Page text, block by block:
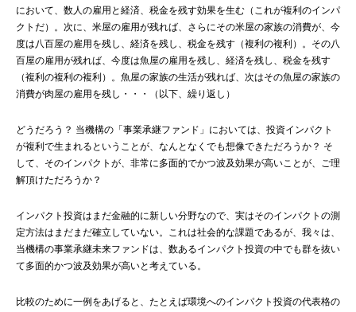
において、数人の雇用と経済、税金を残す効果を生む（これが複利のインパ
クトだ）。次に、米屋の雇用が残れば、さらにその米屋の家族の消費が、今
度は八百屋の雇用を残し、経済を残し、税金を残す（複利の複利）。その八
百屋の雇用が残れば、今度は魚屋の雇用を残し、経済を残し、税金を残す
（複利の複利の複利）。魚屋の家族の生活が残れば、次はその魚屋の家族の
消費が肉屋の雇用を残し・・・（以下、繰り返し）
どうだろう？ 当機構の「事業承継ファンド」においては、投資インパクト
が複利で生まれるということが、なんとなくでも想像できただろうか？ そ
して、そのインパクトが、非常に多面的でかつ波及効果が高いことが、ご理
解頂けただろうか？
インパクト投資はまだ金融的に新しい分野なので、実はそのインパクトの測
定方法はまだまだ確立していない。これは社会的な課題であるが、我々は、
当機構の事業承継未来ファンドは、数あるインパクト投資の中でも群を抜い
て多面的かつ波及効果が高いと考えている。
比較のために一例をあげると、たとえば環境へのインパクト投資の代表格の